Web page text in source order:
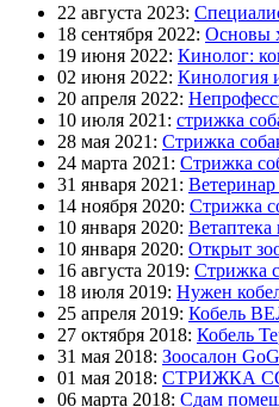
22 августа 2023:
18 сентября 2022: Основы
19 июня 2022: Кинолог:
02 июня 2022: Кинология
20 апреля 2022:
10 июля 2021: стрижка
28 мая 2021: Стрижка
24 марта 2021: Стрижка
31 января 2021:
14 ноября 2020: Стрижка
10 января 2020:
10 января 2020: Открыт
16 августа 2019: Стрижка
18 июля 2019: Нужен
25 апреля 2019: Кобель
27 октября 2018: Кобель
31 мая 2018: Зоосалон
01 мая 2018: СТРИЖКА
06 марта 2018: Сдам